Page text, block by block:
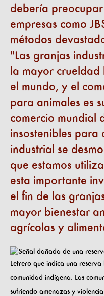
debería
empresas como
métodos
Las granjas
la mayor crueldad
el mundo, y el
para animales es
comercio mundial
insostenibles para
industrial se
que estamos
esta importante
el fin de las
mayor bienestar
agrícolas y
Letrero que indica una
comunidad indígena. Las
sufriendo amenazas y